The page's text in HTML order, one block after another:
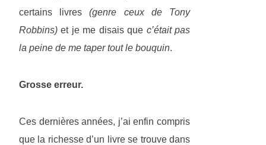
certains livres(genre ceux de Tony
Robbins) et je me disais que c’était pas
la peine de me taper tout le bouquin.
Grosse erreur.
Ces dernières années, j’ai enfin compris
que la richesse d’un livre se trouve dans